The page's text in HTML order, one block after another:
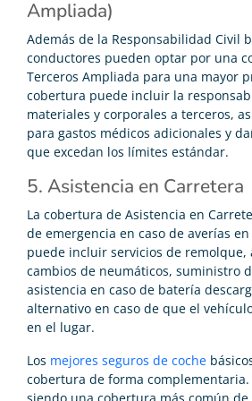
Ampliada)
Además de la Responsabilidad Civil
conductores pueden optar por una
Terceros Ampliada para una mayor
cobertura puede incluir la
materiales y corporales a terceros,
para gastos médicos adicionales y
que excedan los límites estándar.
5. Asistencia en Carretera
La cobertura de Asistencia en
de emergencia en caso de averías
puede incluir servicios de remolque,
cambios de neumáticos, suministro
asistencia en caso de batería
alternativo en caso de que el
en el lugar.
Los mejores seguros de coche
cobertura de forma complementaria.